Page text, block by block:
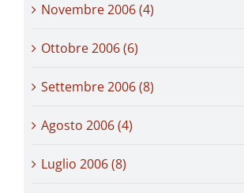
Novembre 2006 (4)
Ottobre 2006 (6)
Settembre 2006 (8)
Agosto 2006 (4)
Luglio 2006 (8)